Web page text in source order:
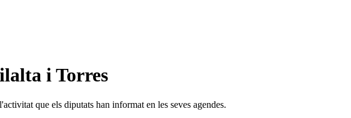
i Torres
que els diputats han informat en les seves agendes.